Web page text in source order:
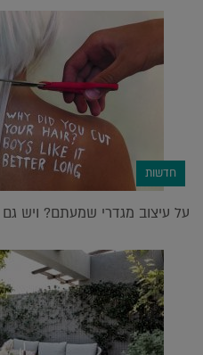
חדשות
על עיצוב מגדרי שמעתם? ויש